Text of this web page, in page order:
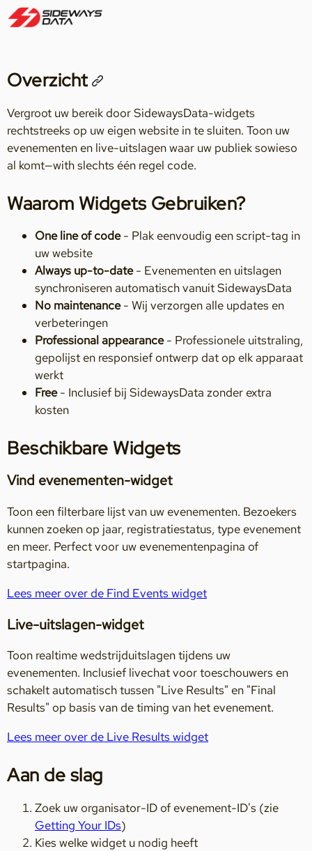
Overzicht
Vergroot uw bereik door SidewaysData-widgets
rechtstreeks op uw eigen website in te sluiten. Toon uw
evenementen en live-uitslagen waar uw publiek sowieso
al komt—with slechts één regel code.
Waarom Widgets Gebruiken?
One line of code- Plak eenvoudig een script-tag in
uw website
Always up-to-date- Evenementen en uitslagen
synchroniseren automatisch vanuit SidewaysData
No maintenance- Wij verzorgen alle updates en
verbeteringen
Professional appearance- Professionele uitstraling,
gepolijst en responsief ontwerp dat op elk apparaat
werkt
Free- Inclusief bij SidewaysData zonder extra
kosten
Beschikbare Widgets
Vind evenementen-widget
Toon een filterbare lijst van uw evenementen. Bezoekers
kunnen zoeken op jaar, registratiestatus, type evenement
en meer. Perfect voor uw evenementenpagina of
startpagina.
Lees meer over de Find Events widget
Live-uitslagen-widget
Toon realtime wedstrijduitslagen tijdens uw
evenementen. Inclusief livechat voor toeschouwers en
schakelt automatisch tussen "Live Results" en "Final
Results" op basis van de timing van het evenement.
Lees meer over de Live Results widget
Aan de slag
Zoek uw organisator-ID of evenement-ID's (zie
Getting Your IDs)
Kies welke widget u nodig heeft